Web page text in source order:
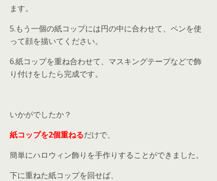
ます。
5.もう一個の紙コップには円の中に合わせて、ペンを使
って顔を描いてください。
6.紙コップを重ね合わせて、マスキングテープなどで飾
り付けをしたら完成です。
いかがでしたか？
紙コップを2個重ねるだけで、
簡単にハロウィン飾りを手作りすることができました。
下に重ねた紙コップを回せば、